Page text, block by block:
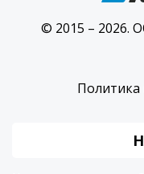
© 2015 – 2026.
Политика